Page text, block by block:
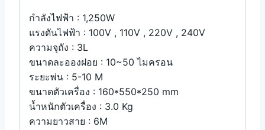
กำลังไฟฟ้า : 1,250W
แรงดันไฟฟ้า : 100V , 110V , 220V , 240V
ความจุถัง : 3L
ขนาดละอองฝอย : 10~50 ไมครอน
ระยะพ่น : 5-10 M
ขนาดตัวเครื่อง : 160*550*250 mm
น้ำหนักตัวเครื่อง : 3.0 Kg
ความยาวสาย : 6M